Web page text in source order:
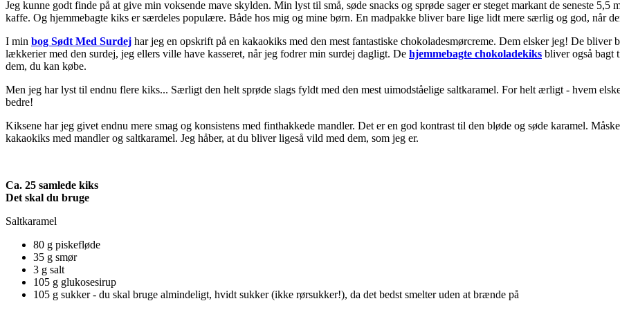
Jeg kunne godt finde på at give min voksende mave skylden. Min lyst til små, søde snacks og sprøde sager er steget markant de seneste
kaffe. Og hjemmebagte kiks er særdeles populære. Både hos mig og mine børn. En madpakke bliver bare lige lidt mere særlig og god, når
I min bog Sødt Med Surdej har jeg en opskrift på en kakaokiks med den mest fantastiske chokoladesmørcreme. Dem elsker jeg! De bliver
lækkerier med den surdej, jeg ellers ville have kasseret, når jeg fodrer min surdej dagligt. De hjemmebagte chokoladekiks bliver også bagt
dem, du kan købe.
Men jeg har lyst til endnu flere kiks... Særligt den helt sprøde slags fyldt med den mest uimodståelige saltkaramel. For helt ærligt - hvem
bedre!
Kiksene har jeg givet endnu mere smag og konsistens med finthakkede mandler. Det er en god kontrast til den bløde og søde karamel.
kakaokiks med mandler og saltkaramel. Jeg håber, at du bliver ligeså vild med dem, som jeg er.
Ca. 25 samlede kiks
Det skal du bruge
Saltkaramel
80 g piskefløde
35 g smør
3 g salt
105 g glukosesirup
105 g sukker - du skal bruge almindeligt, hvidt sukker (ikke rørsukker!), da det bedst smelter uden at brænde på